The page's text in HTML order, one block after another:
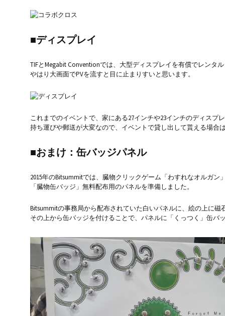
■ディスプレイ
TIFとMegabit Conventionでは、大型ディスプレイを有償でレンタ
やはり大画面でPVを流すと目に止まりすいと思います。
これまでのイベントで、家にある27インチや23インチのディス
持ち運びや郵送が大変なので、イベントで貸し出して貰える場合
■おまけ：缶バッジパネル
2015年のBitsummitでは、臓物クリックゲーム「わすれなオルガン
「臓物缶バッジ」無料配布用のパネルを準備しました。
Bitsummitの事務局から配布されていた白いパネルに、絵の上に
その上から缶バッジを付けることで、パネルに「くっつく」缶バ